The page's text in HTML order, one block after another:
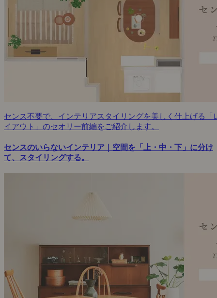
センス不要で、インテリアスタイリングを美しく仕上げる「
イアウト」のセオリー前編をご紹介します。
センスのいらないインテリア｜空間を「上・中・下」に分け
て、スタイリングする。